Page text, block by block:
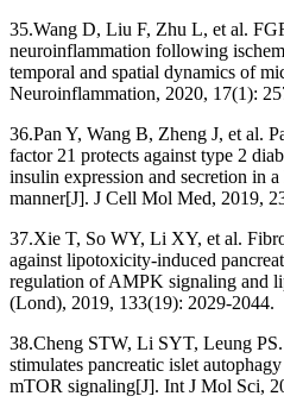
35.Wang D, Liu F, Zhu L, et al.
neuroinflammation following
temporal and spatial dynamics of
Neuroinflammation, 2020, 17(1):
36.Pan Y, Wang B, Zheng J, et al.
factor 21 protects against type 2
insulin expression and secretion in
manner[J]. J Cell Mol Med, 2019,
37.Xie T, So WY, Li XY, et al.
against lipotoxicity-induced
regulation of AMPK signaling and
(Lond), 2019, 133(19): 2029-2044.
38.Cheng STW, Li SYT, Leung
stimulates pancreatic islet
mTOR signaling[J]. Int J Mol Sci,